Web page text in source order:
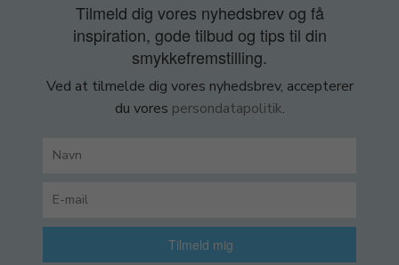
Tilmeld dig vores nyhedsbrev og få
inspiration, gode tilbud og tips til din
smykkefremstilling.
Ved at tilmelde dig vores nyhedsbrev, accepterer
du vores persondatapolitik.
Tilmeld mig